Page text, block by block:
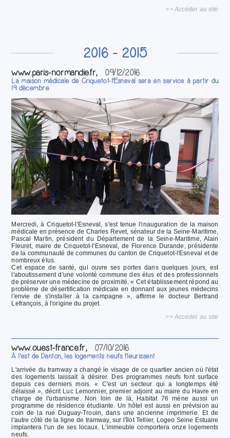
>> Accéder au site
2016 - 2015
www.paris-normandie.fr, 09/12/2016
La maison médicale de Criquetot-l'Esneval sera en service à partir du
19 décembre
Mercredi, à Criquetot-l'Esneval, s'est tenue l'inauguration de la maison
médicale en présence de Charles Revet, sénateur de la Seine-Maritime,
Pascal Martin, président du Département de la Seine-Maritime, Alain
Fleuret, maire de Criquetot-l'Esneval, de Florence Durande, présidente
de la communauté de communes du canton de Criquetot-l'Esneval et de
nombreux élus.
Cet espace de santé, qui ouvre ses portes dans quelques jours, est
l'aboutissement d'une volonté commune des élus et des professionnels
de préserver une médecine de proximité. « Cet établissement répond au
problème de désertification médicale en donnant aux jeunes médecins
l'envie de s'installer à la campagne », affirme le docteur Bertrand
Lefrançois, à l'origine du projet.
>> Accéder au site
www.ouest-france.fr, 07/10/2016
À l'est de Danton, les logements neufs fleurissent
L'arrivée du tramway a changé le visage de ce quartier ancien où l'état
des logements laissait à désirer. Des programmes neufs font surface
depuis ces derniers mois. « C'est un secteur qui a longtemps été
délaissé », décrit Luc Lemonnier, premier adjoint au maire du Havre en
charge de l'urbanisme. Non loin de là, Habitat 76 mène aussi un
programme de résidence étudiante. Un hôtel est aussi en prévision au
coin de la rue Duguay-Trouin, dans une ancienne imprimerie. Et de
l'autre côté de la ligne de tramway, sur l'îlot Tellier, Logeo Seine Estuaire
implantera l'un de ses locaux. L'immeuble comportera onze logements
neufs.